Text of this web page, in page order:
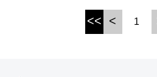
<< < 1